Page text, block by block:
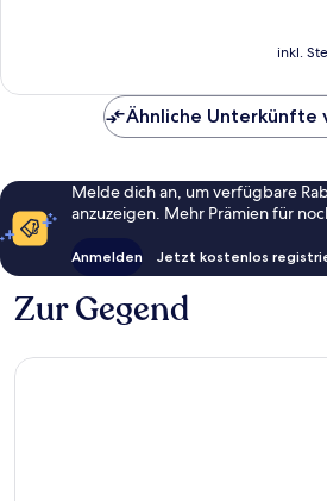
inkl.
Ähnliche Unterkünfte
Melde dich an, um verfügbare
anzuzeigen. Mehr Prämien für
Anmelden Jetzt kostenlos
Zur Gegend